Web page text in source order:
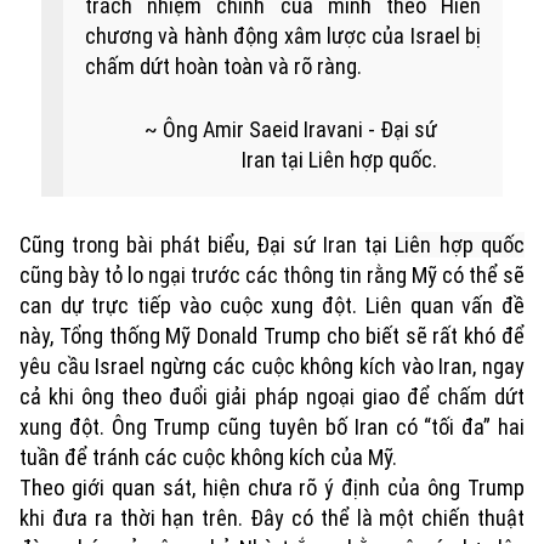
chương và hành động xâm lược của Israel bị
chấm dứt hoàn toàn và rõ ràng.
Ông Amir Saeid Iravani - Đại sứ
Iran tại Liên hợp quốc.
Cũng trong bài phát biểu, Đại sứ Iran tại Liên hợp quốc
cũng bày tỏ lo ngại trước các thông tin rằng Mỹ có thể sẽ
can dự trực tiếp vào cuộc xung đột. Liên quan vấn đề
này, Tổng thống Mỹ Donald Trump cho biết sẽ rất khó để
yêu cầu Israel ngừng các cuộc không kích vào Iran, ngay
cả khi ông theo đuổi giải pháp ngoại giao để chấm dứt
xung đột. Ông Trump cũng tuyên bố Iran có “tối đa” hai
tuần để tránh các cuộc không kích của Mỹ.
Theo giới quan sát, hiện chưa rõ ý định của ông Trump
khi đưa ra thời hạn trên. Đây có thể là một chiến thuật